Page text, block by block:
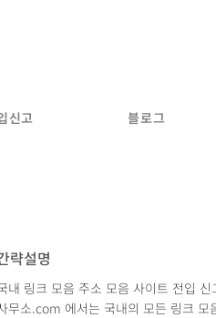
신고 블로그
략설명
내 링크 모음 주소 모음 사이트 전입 신
무소.com 에서는 국내의 모든 링크 모